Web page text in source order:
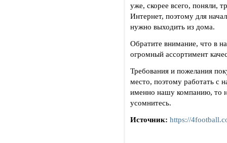
уже, скорее всего, поняли,
Интернет, поэтому для
нужно выходить из дома.
Обратите внимание, что в
огромный ассортимент
Требования и пожелания
место, поэтому работать с
именно нашу компанию, то
усомнитесь.
Источник: https://